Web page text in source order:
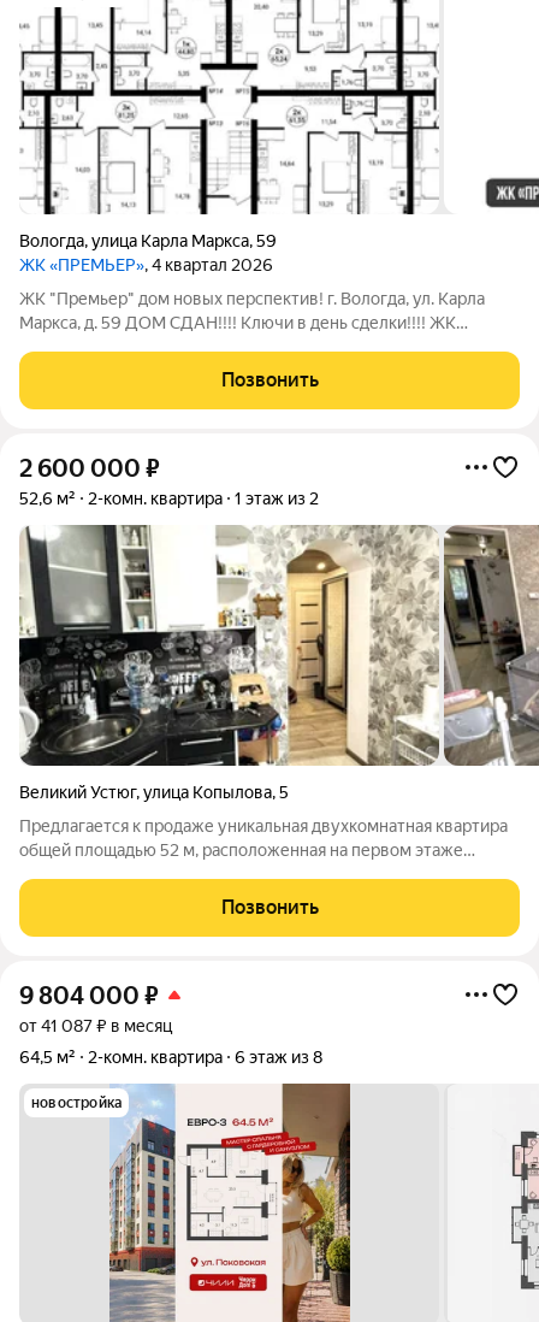
Вологда,улица Карла Маркса,59
ЖК «ПРЕМЬЕР», 4 квартал 2026
ЖК "Премьер" дом новых перспектив! г. Вологда, ул. Карла
Маркса, д. 59 ДОМ СДАН!!!! Ключи в день сделки!!!! ЖК
философии и функциональности постконструктивизма,
создавая идеальное пространство для
Позвонить
2 600 000 ₽
52,6 м² 2-комн. квартира 1 этаж из 2
Великий Устюг,улица Копылова,5
Предлагается к продаже уникальная двухкомнатная квартира
общей площадью 52 м, расположенная на первом этаже
на берегу Смольниковского озера. О квартире: - Площадь и
планировка: общая площадь 52
Позвонить
9 804 000 ₽
от 41 087 ₽ в месяц
64,5 м²
2-комн. квартира 6 этаж из 8
новостройка